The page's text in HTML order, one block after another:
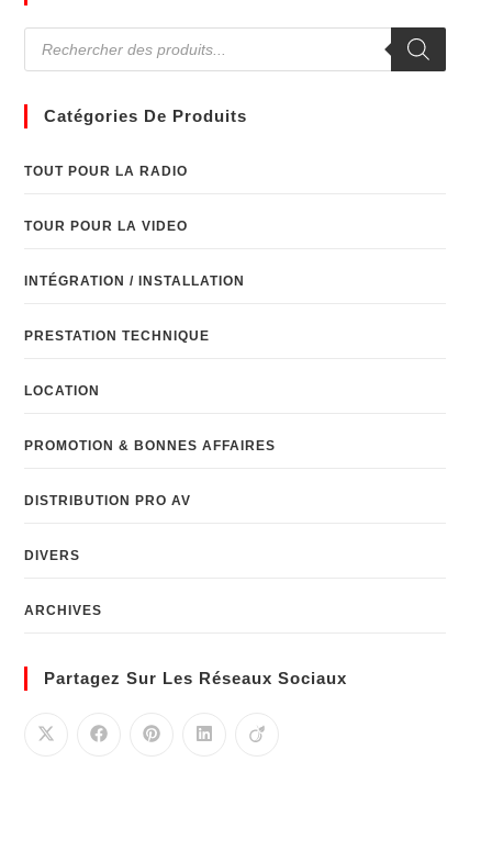
Catégories De Produits
TOUT POUR LA RADIO
TOUR POUR LA VIDEO
INTÉGRATION / INSTALLATION
PRESTATION TECHNIQUE
LOCATION
PROMOTION & BONNES AFFAIRES
DISTRIBUTION PRO AV
DIVERS
ARCHIVES
Partagez Sur Les Réseaux Sociaux